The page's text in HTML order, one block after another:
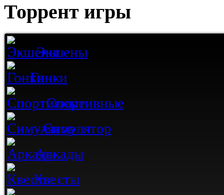
Торрент игры
Экшены
Гонки
Спортивные
Симулятор
Аркады
Квесты